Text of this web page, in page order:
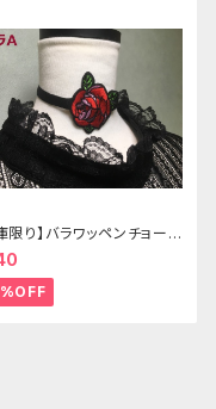
限り】バラワッペンチョーカ